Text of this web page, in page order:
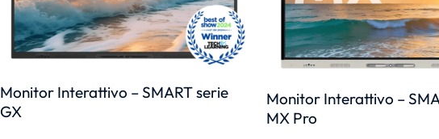
Monitor Interattivo – SMART serie
GX
Monitor Interattivo –
MX Pro